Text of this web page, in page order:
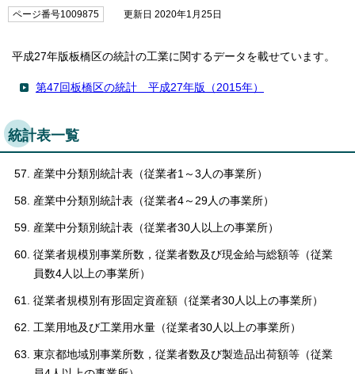
ページ番号1009875 更新日 2020年1月25日
平成27年版板橋区の統計の工業に関するデータを載せています。
第47回板橋区の統計 平成27年版（2015年）
統計表一覧
産業中分類別統計表（従業者1～3人の事業所）
産業中分類別統計表（従業者4～29人の事業所）
産業中分類別統計表（従業者30人以上の事業所）
従業者規模別事業所数，従業者数及び現金給与総額等（従業
員数4人以上の事業所）
従業者規模別有形固定資産額（従業者30人以上の事業所）
工業用地及び工業用水量（従業者30人以上の事業所）
東京都地域別事業所数，従業者数及び製造品出荷額等（従業